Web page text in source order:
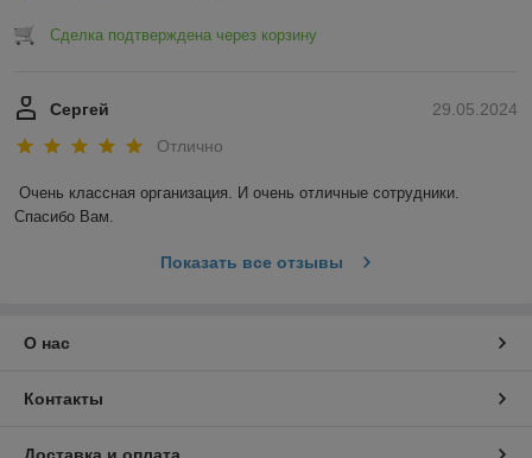
Сделка подтверждена через корзину
29.05.2024
Сергей
Отлично
Очень классная организация. И очень отличные сотрудники.
Спасибо Вам.
Показать все отзывы
О нас
Контакты